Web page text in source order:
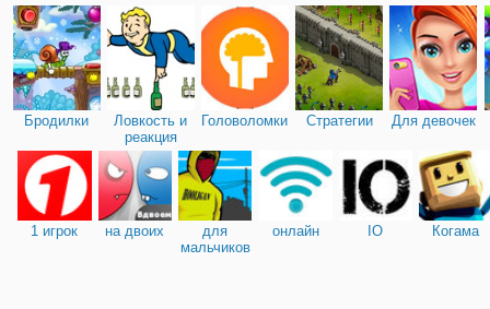
Бродилки
Ловкость и
реакция
Головоломки Стратегии Для девочек
1 игрок на двоих
для
мальчиков
онлайн IO Когама